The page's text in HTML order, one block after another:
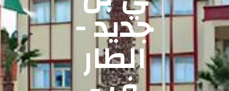
جديد -
الطار